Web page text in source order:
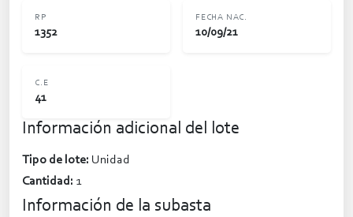
RP
1352
FECHA NAC.
10/09/21
C.E
41
Información adicional del lote
Tipo de lote: Unidad
Cantidad: 1
Información de la subasta